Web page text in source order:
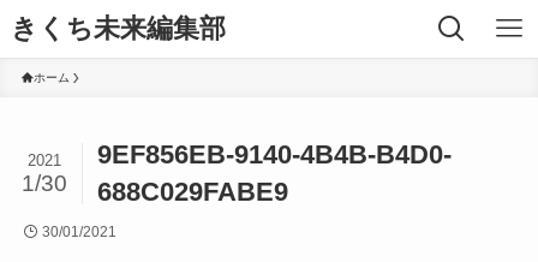
きくち未来編集部
ホーム
9EF856EB-9140-4B4B-B4D0-
688C029FABE9
2021
1/30
30/01/2021